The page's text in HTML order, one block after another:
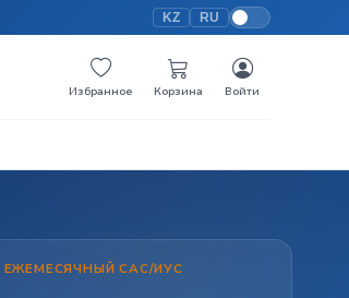
KZ RU
Избранное Корзина Войти
ЕЖЕМЕСЯЧНЫЙ САС/ИУС